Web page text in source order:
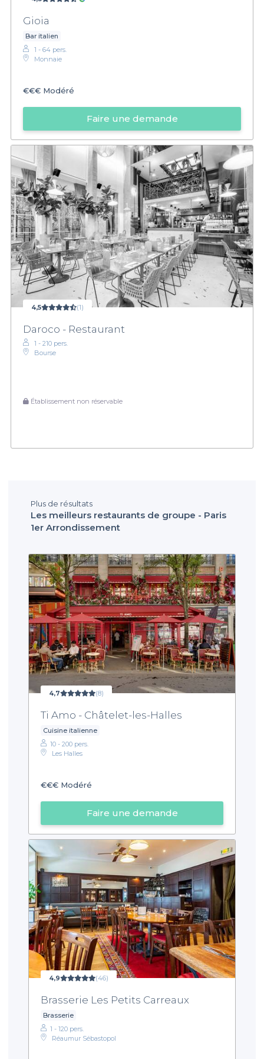
Gioia
Bar italien
1 - 64 pers.
Monnaie
€€€ Modéré
Faire une demande
4,5 (1)
Daroco - Restaurant
1 - 210 pers.
Bourse
Établissement non réservable
Plus de résultats
Les meilleurs restaurants de groupe - Paris
1er Arrondissement
4,7 (8)
Ti Amo - Châtelet-les-Halles
Cuisine italienne
10 - 200 pers.
Les Halles
€€€ Modéré
Faire une demande
4,9 (46)
Brasserie Les Petits Carreaux
Brasserie
1 - 120 pers.
Réaumur Sébastopol